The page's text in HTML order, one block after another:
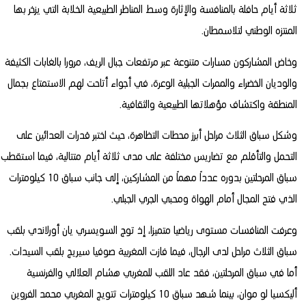
ثلاثة أيام حافلة بالمنافسة والإثارة وسط المناظر الطبيعية الخلابة التي يزخر بها
المنتزه الوطني لتلاسمطان.
وخاض المشاركون مسارات متنوعة عبر مرتفعات جبال الريف، مرورا بالغابات الكثيفة
والوديان الخضراء والممرات الجبلية الوعرة، في أجواء أتاحت لهم الاستمتاع بجمال
المنطقة واكتشاف مؤهلاتها الطبيعية والثقافية.
وشكل سباق الثلاث مراحل أبرز محطات التظاهرة، حيث اختبر قدرات العدائين على
التحمل والتأقلم مع تضاريس مختلفة على مدى ثلاثة أيام متتالية، فيما استقطب
سباق المرحلتين بدوره عدداً مهماً من المشاركين، إلى جانب سباق 10 كيلومترات
الذي فتح المجال أمام الهواة ومحبي الجري الجبلي.
وعرفت المنافسات مستوى رياضيا متميزا، إذ توج السويسري يان أورلاندي بلقب
سباق الثلاث مراحل لدى الرجال، فيما فازت المغربية صوفيا سيريج بلقب السيدات.
أما في سباق المرحلتين، فقد عاد اللقب للمغربي هشام العلالي والفرنسية
أليكسيا لو موان، بينما شهد سباق 10 كيلومترات تتويج المغربي محمد الفروين